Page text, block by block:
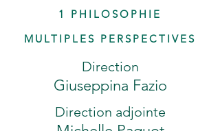
1 PHILOSOPHIE
MULTIPLES PERSPECTIVES
Direction
Giuseppina Fazio
Direction adjointe